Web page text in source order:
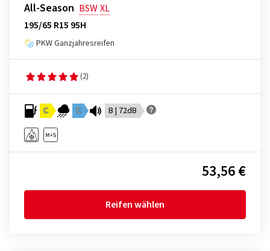
All-Season BSWXL
195/65 R15 95H
PKW Ganzjahresreifen
(2)
C C B | 72dB
53,56 €
Reifen wählen